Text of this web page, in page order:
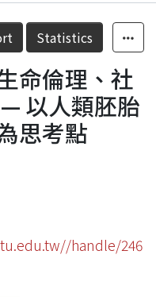
Statistics
命倫理、社
以人類胚胎
思考點
handle/246